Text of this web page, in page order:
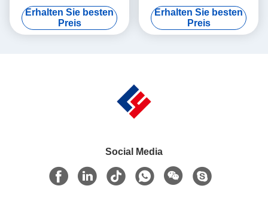
Sprays und ätherische Öle
(10-50 ml) Präzisionsservo-
peristaltische Dosierung und
Erhalten Sie besten
Preis
Impfstoffflaschen cGMP-
standardkonforme
Automatisierung für mRNA
Erhalten Sie besten
Preis
Social Media